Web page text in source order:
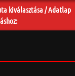
kiválasztása / Adatlap